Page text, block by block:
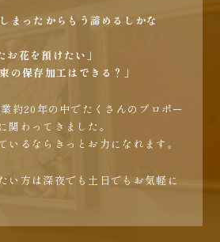
まったからもう諦めるしかな
お花を預けたい」
の保存加工はできる？」
約20年の中でたくさんのプロポー
関わってきました。
いるならきっとお力になれます。
い方は深夜でも土日でもお気軽に